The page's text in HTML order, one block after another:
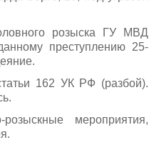
розыска ГУ МВД
преступлению 25-
162 УК РФ (разбой).
мероприятия,